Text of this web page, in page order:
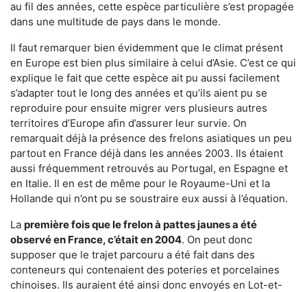
au fil des années, cette espèce particulière s’est propagée
dans une multitude de pays dans le monde.
Il faut remarquer bien évidemment que le climat présent
en Europe est bien plus similaire à celui d’Asie. C’est ce qui
explique le fait que cette espèce ait pu aussi facilement
s’adapter tout le long des années et qu’ils aient pu se
reproduire pour ensuite migrer vers plusieurs autres
territoires d’Europe afin d’assurer leur survie. On
remarquait déjà la présence des frelons asiatiques un peu
partout en France déjà dans les années 2003. Ils étaient
aussi fréquemment retrouvés au Portugal, en Espagne et
en Italie. Il en est de même pour le Royaume-Uni et la
Hollande qui n’ont pu se soustraire eux aussi à l’équation.
La première fois que le frelon à pattes jaunes a été
observé en France, c’était en 2004. On peut donc
supposer que le trajet parcouru a été fait dans des
conteneurs qui contenaient des poteries et porcelaines
chinoises. Ils auraient été ainsi donc envoyés en Lot-et-